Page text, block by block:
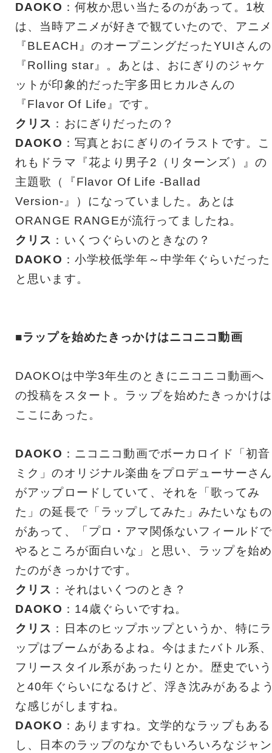
DAOKO ：何枚か思い当たるのがあって。1枚
は、当時アニメが好きで観ていたので、アニメ
『BLEACH』のオープニングだったYUIさんの
『Rolling star』。あとは、おにぎりのジャケ
ットが印象的だった宇多田ヒカルさんの
『Flavor Of Life』です。
クリス ：おにぎりだったの？
DAOKO ：写真とおにぎりのイラストです。こ
れもドラマ『花より男子2（リターンズ）』の
主題歌（『Flavor Of Life -Ballad
Version-』）になっていました。あとは
ORANGE RANGEが流行ってましたね。
クリス ：いくつぐらいのときなの？
DAOKO ：小学校低学年～中学年ぐらいだった
と思います。
■ラップを始めたきっかけはニコニコ動画
DAOKOは中学3年生のときにニコニコ動画へ
の投稿をスタート。ラップを始めたきっかけは
ここにあった。
DAOKO ：ニコニコ動画でボーカロイド「初音
ミク」のオリジナル楽曲をプロデューサーさん
がアップロードしていて、それを「歌ってみ
た」の延長で「ラップしてみた」みたいなもの
があって、「プロ・アマ関係ないフィールドで
やるところが面白いな」と思い、ラップを始め
たのがきっかけです。
クリス ：それはいくつのとき？
DAOKO ：14歳ぐらいですね。
クリス ：日本のヒップホップというか、特にラ
ップはブームがあるよね。今はまたバトル系、
フリースタイル系があったりとか。歴史でいう
と40年ぐらいになるけど、浮き沈みがあるよ
な感じがしますね。
DAOKO ：ありますね。文学的なラップもある
し、日本のラップのなかでもいろいろなジャン